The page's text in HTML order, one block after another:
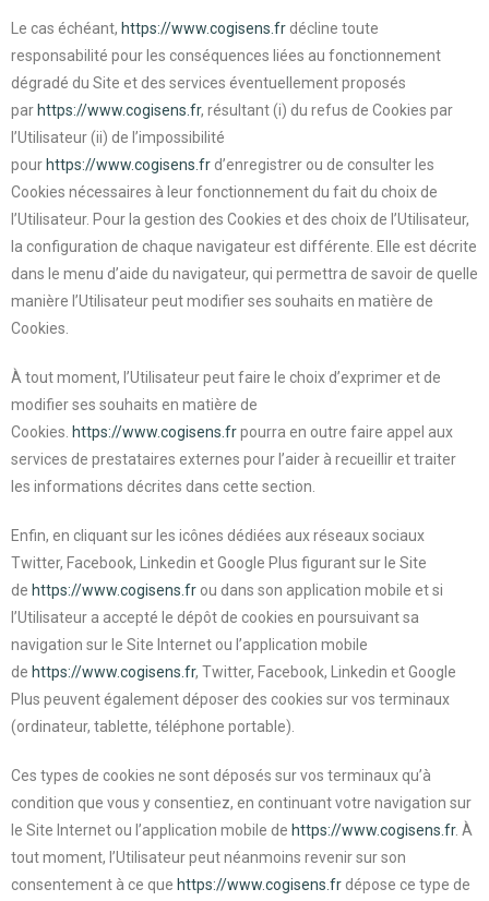
Le cas échéant, https://www.cogisens.fr décline toute
responsabilité pour les conséquences liées au fonctionnement
dégradé du Site et des services éventuellement proposés
par https://www.cogisens.fr, résultant (i) du refus de Cookies par
l’Utilisateur (ii) de l’impossibilité
pour https://www.cogisens.fr d’enregistrer ou de consulter les
Cookies nécessaires à leur fonctionnement du fait du choix de
l’Utilisateur. Pour la gestion des Cookies et des choix de l’Utilisateur,
la configuration de chaque navigateur est différente. Elle est décrite
dans le menu d’aide du navigateur, qui permettra de savoir de quelle
manière l’Utilisateur peut modifier ses souhaits en matière de
Cookies.
À tout moment, l’Utilisateur peut faire le choix d’exprimer et de
modifier ses souhaits en matière de
Cookies. https://www.cogisens.frpourra en outre faire appel aux
services de prestataires externes pour l’aider à recueillir et traiter
les informations décrites dans cette section.
Enfin, en cliquant sur les icônes dédiées aux réseaux sociaux
Twitter, Facebook, Linkedin et Google Plus figurant sur le Site
de https://www.cogisens.fr ou dans son application mobile et si
l’Utilisateur a accepté le dépôt de cookies en poursuivant sa
navigation sur le Site Internet ou l’application mobile
de https://www.cogisens.fr, Twitter, Facebook, Linkedin et Google
Plus peuvent également déposer des cookies sur vos terminaux
(ordinateur, tablette, téléphone portable).
Ces types de cookies ne sont déposés sur vos terminaux qu’à
condition que vous y consentiez, en continuant votre navigation sur
le Site Internet ou l’application mobile de https://www.cogisens.fr. À
tout moment, l’Utilisateur peut néanmoins revenir sur son
consentement à ce que https://www.cogisens.fr dépose ce type de